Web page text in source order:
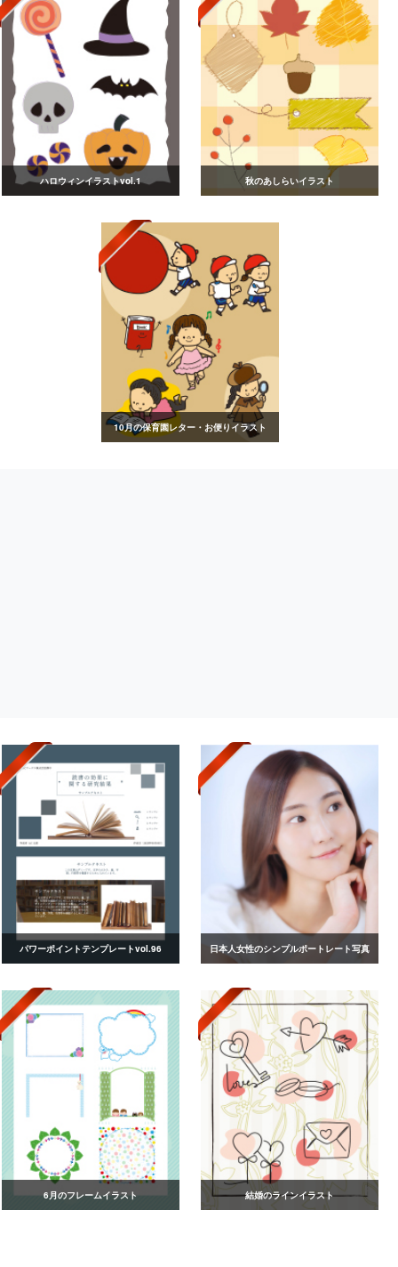
ハロウィンイラストvol.1 秋のあしらいイラスト
10月の保育園レター・お便りイラスト
パワーポイントテンプレートvol.96 日本人女性のシンプルポートレート写真
6月のフレームイラスト 結婚のラインイラスト